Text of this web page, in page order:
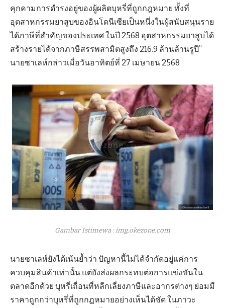
คุกคามการดำรงอยู่ของผู้ผลิตบุหรี่ที่ถูกกฎหมาย ทั้งที่
อุตสาหกรรมยาสูบของอินโดนีเซียเป็นหนึ่งในผู้สนับสนุนราย
ได้ภาษีที่สำคัญของประเทศ ในปี 2568 อุตสาหกรรมยาสูบได้
สร้างรายได้จากภาษีสรรพสามิตสูงถึง 216.9 ล้านล้านรูปี”
นายซาเลห์กล่าวเมื่อวันอาทิตย์ที่ 27 เมษายน 2568
Gambar Istimewa : img.okezone.com
นายซาเลห์ยังได้เน้นย้ำว่า ปัญหานี้ไม่ได้จำกัดอยู่แค่การ
ควบคุมสินค้าเท่านั้น แต่ยังส่งผลกระทบต่อการแข่งขันใน
ตลาดอีกด้วย บุหรี่เถื่อนที่หลีกเลี่ยงภาษีและอากรต่างๆ ย่อมมี
ราคาถูกกว่าบุหรี่ที่ถูกกฎหมายอย่างเห็นได้ชัด ในภาวะ